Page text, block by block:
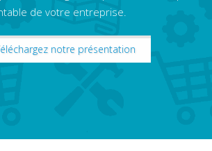
de votre entreprise.
notre présentation